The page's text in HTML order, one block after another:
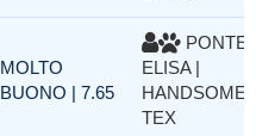
MOLTO
BUONO | 7.65
PONTE
ELISA |
HANDSOME
TEX